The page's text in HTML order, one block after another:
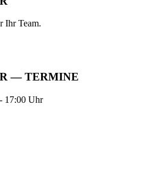
Ihr Team.
— TERMINE
17:00 Uhr